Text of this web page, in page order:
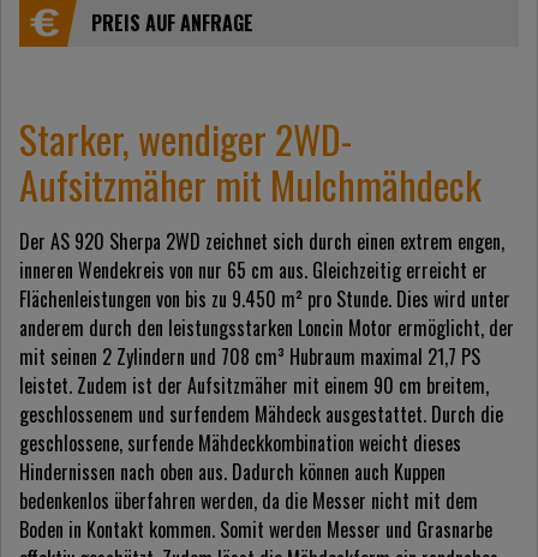
PREIS AUF ANFRAGE
Starker, wendiger 2WD-
Aufsitzmäher mit Mulchmähdeck
Der AS 920 Sherpa 2WD zeichnet sich durch einen extrem engen,
inneren Wendekreis von nur 65 cm aus. Gleichzeitig erreicht er
Flächenleistungen von bis zu 9.450 m² pro Stunde. Dies wird unter
anderem durch den leistungsstarken Loncin Motor ermöglicht, der
mit seinen 2 Zylindern und 708 cm³ Hubraum maximal 21,7 PS
leistet. Zudem ist der Aufsitzmäher mit einem 90 cm breitem,
geschlossenem und surfendem Mähdeck ausgestattet. Durch die
geschlossene, surfende Mähdeckkombination weicht dieses
Hindernissen nach oben aus. Dadurch können auch Kuppen
bedenkenlos überfahren werden, da die Messer nicht mit dem
Boden in Kontakt kommen. Somit werden Messer und Grasnarbe